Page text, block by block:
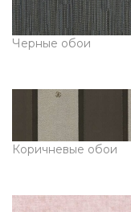
Черные обои
Коричневые обои